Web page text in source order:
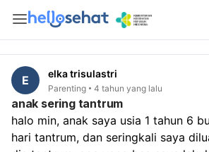
E elka trisulastri
Parenting 4 tahun yang lalu
anak sering tantrum
halo min, anak saya usia 1 tahun 6
hari tantrum, dan seringkali saya